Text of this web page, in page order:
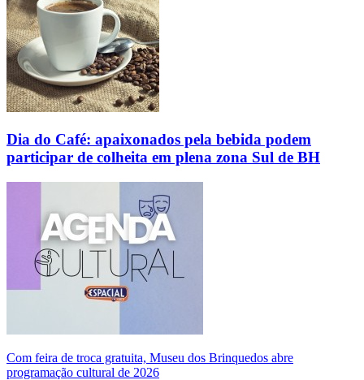
Dia do Café: apaixonados pela bebida podem
participar de colheita em plena zona Sul de BH
Com feira de troca gratuita, Museu dos Brinquedos abre
programação cultural de 2026